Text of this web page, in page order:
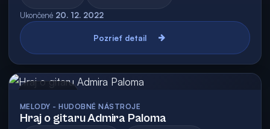
Ukončené 20. 12. 2022
Pozrieť detail
MELODY - HUDOBNÉ NÁSTROJE
Hraj o gitaru Admira Paloma